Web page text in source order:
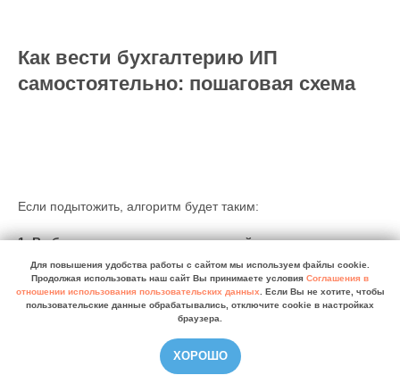
Как вести бухгалтерию ИП
самостоятельно: пошаговая схема
Если подытожить, алгоритм будет таким:
1. Выберите и проверьте налоговый режим
Убедитесь, что он действительно подходит под ваш вид
деятельности, обороты и структуру расходов.
2. Откройте отдельный расчетный счет для бизнеса
Для повышения удобства работы с сайтом мы используем файлы cookie.
Продолжая использовать наш сайт Вы принимаете условия Соглашения в
отношении использования пользовательских данных. Если Вы не хотите, чтобы
пользовательские данные обрабатывались, отключите cookie в настройках
браузера.
ХОРОШО
Для повышения удобства работы с сайтом мы используем файлы cookie.
Продолжая использовать наш сайт Вы принимаете условия Соглашения в
отношении использования пользовательских данных. Если Вы не хотите, чтобы
пользовательские данные обрабатывались, отключите cookie в настройках
браузера.
ХОРОШО